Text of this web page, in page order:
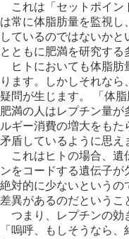
これは「セットポイン
は常に体脂肪量を監視し
しているのではないか
とともに肥満を研究する
ヒトにおいても体脂肪
ります。しかしそれなら
疑問が生じます。 「体
肥満の人はレプチン量
ルギー消費の増大をも
矛盾しているように思え
これはヒトの場合、遺
ンをコードする遺伝子
絶対的に少ないというの
差異があるのだというこ
つまり、レプチンの効
「嗚呼、もしそうなら